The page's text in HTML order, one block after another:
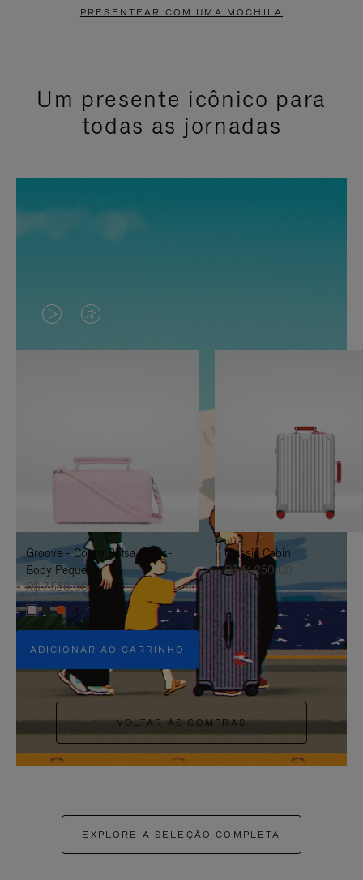
PRESENTEAR COM UMA MOCHILA
Um presente icônico para
todas as jornadas
O
VÍDEO
PRESSIONE
PAUSÁ-
LO
O
VÍDEO
FAVOR,
CLIQUE
PARA
ATIVÁ-
LO
Groove - Couro Bolsa Cross-
Body Pequena
R$ 7.550,00
+5
ADICIONAR AO CARRINHO
Classic Cabin
R$ 14.250,00
VOLTAR ÀS COMPRAS
EXPLORE A SELEÇÃO COMPLETA